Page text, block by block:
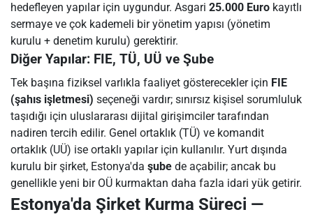
hedefleyen yapılar için uygundur. Asgari 25.000 Euro kayıtlı
sermaye ve çok kademeli bir yönetim yapısı (yönetim
kurulu + denetim kurulu) gerektirir.
Diğer Yapılar: FIE, TÜ, UÜ ve Şube
Tek başına fiziksel varlıkla faaliyet gösterecekler için FIE
(şahıs işletmesi) seçeneği vardır; sınırsız kişisel sorumluluk
taşıdığı için uluslararası dijital girişimciler tarafından
nadiren tercih edilir. Genel ortaklık (TÜ) ve komandit
ortaklık (UÜ) ise ortaklı yapılar için kullanılır. Yurt dışında
kurulu bir şirket, Estonya'da şube de açabilir; ancak bu
genellikle yeni bir OÜ kurmaktan daha fazla idari yük getirir.
Estonya'da Şirket Kurma Süreci —